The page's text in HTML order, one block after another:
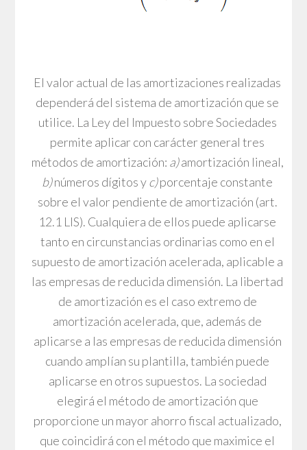
El valor actual de las amortizaciones realizadas
dependerá del sistema de amortización que se
utilice. La Ley del Impuesto sobre Sociedades
permite aplicar con carácter general tres
métodos de amortización: a)amortización lineal,
b)números dígitos yc)porcentaje constante
sobre el valor pendiente de amortización (art.
12.1 LIS). Cualquiera de ellos puede aplicarse
tanto en circunstancias ordinarias como en el
supuesto de amortización acelerada, aplicable a
las empresas de reducida dimensión. La libertad
de amortización es el caso extremo de
amortización acelerada, que, además de
aplicarse a las empresas de reducida dimensión
cuando amplían su plantilla, también puede
aplicarse en otros supuestos. La sociedad
elegirá el método de amortización que
proporcione un mayor ahorro fiscal actualizado,
que coincidirá con el método que maximice el